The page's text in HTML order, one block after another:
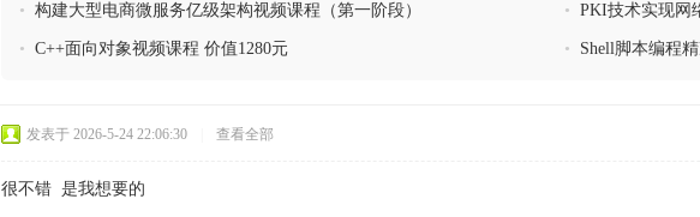
• 构建大型电商微服务亿级架构视频课程（第一阶段） • PKI技术实现网
• C++面向对象视频课程 价值1280元 • Shell脚本编程
发表于 2026-5-24 22:06:30 查看全部
很不错 是我想要的